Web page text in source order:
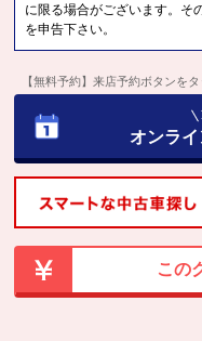
に限る場合がございます。そ
を申告下さい。
【無料予約】来店予約ボタンを
オンラ
この